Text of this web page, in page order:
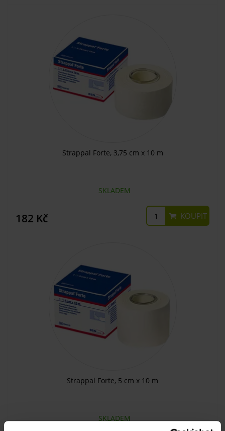
Strappal Forte, 3,75 cm x 10 m
SKLADEM
182 Kč KOUPIT
Strappal Forte, 5 cm x 10 m
SKLADEM